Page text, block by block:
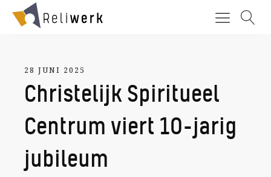
28 JUNI 2025
Christelijk Spiritueel
Centrum viert 10-jarig
jubileum